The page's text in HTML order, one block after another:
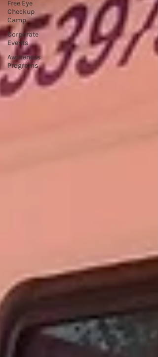
Free Eye
Checkup
Camp
Corporate
Events
Awareness
Programs